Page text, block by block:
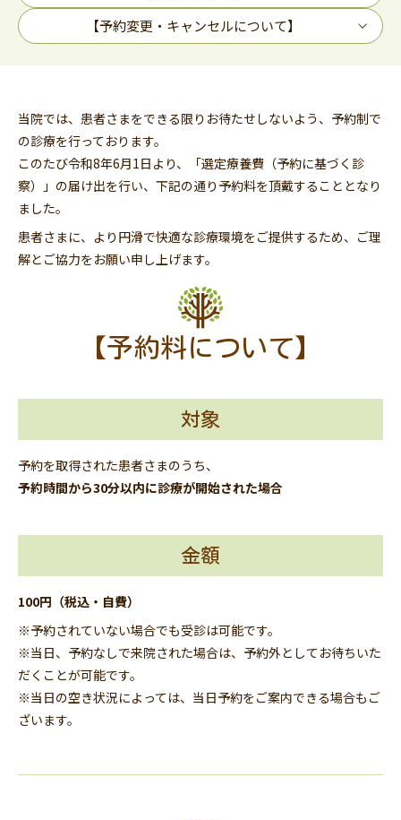
【予約変更・キャンセルについて】
当院では、患者さまをできる限りお待たせしないよう、予約制で
の診療を行っております。
このたび令和8年6月1日より、「選定療養費（予約に基づく診
察）」の届け出を行い、下記の通り予約料を頂戴することとなり
ました。
患者さまに、より円滑で快適な診療環境をご提供するため、ご理
解とご協力をお願い申し上げます。
【予約料について】
対象
予約を取得された患者さまのうち、
予約時間から30分以内に診療が開始された場合
金額
100円（税込・自費）
※予約されていない場合でも受診は可能です。
※当日、予約なしで来院された場合は、予約外としてお待ちいた
だくことが可能です。
※当日の空き状況によっては、当日予約をご案内できる場合もご
ざいます。